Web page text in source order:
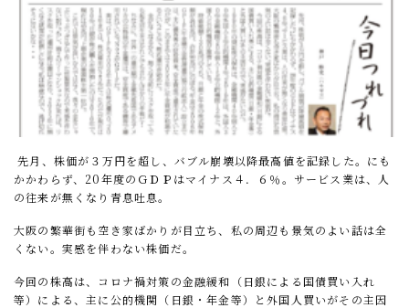
先月、株価が３万円を超し、バブル崩壊以降最高値を記録した。にも
かかわらず、 20年度のＧＤＰはマイナス４．６％。サービス業は、人
の往来が無くなり青息吐息。
大阪の繁華街も空き家ばかりが目立ち、私の周辺も景気のよい話は全
くない。実感を伴わない株価だ。
今回の株高は、コロナ禍対策の金融緩和（日銀による国債買い入れ
等）による、主に公的機関（日銀・年金等）と外国人買いがその主因